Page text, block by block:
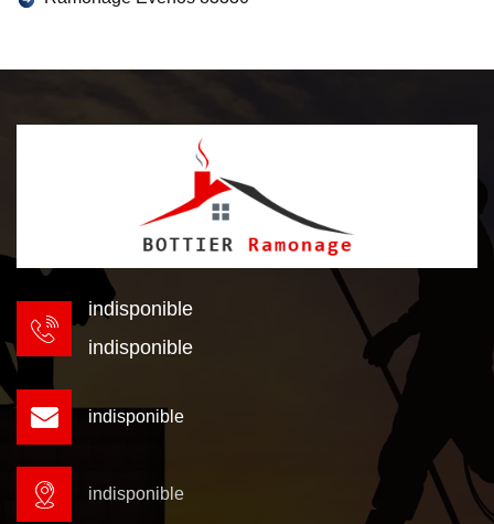
indisponible
indisponible
indisponible
indisponible